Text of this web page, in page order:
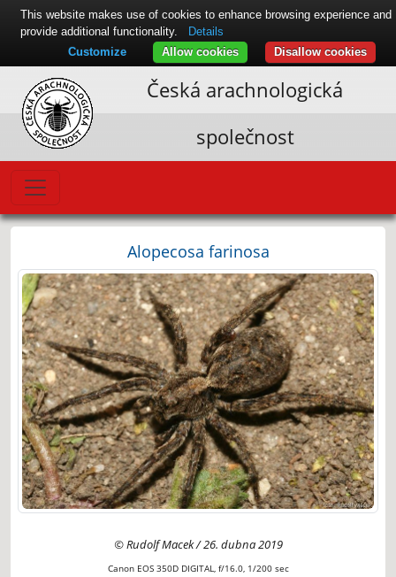
Česká arachnologická
společnost
Alopecosa farinosa
© Rudolf Macek / 26. dubna 2019
Canon EOS 350D DIGITAL, f/16.0, 1/200 sec
This website makes use of cookies to enhance browsing experience and
provide additional functionality.
Details
Disallow cookies
Allow cookies
Customize